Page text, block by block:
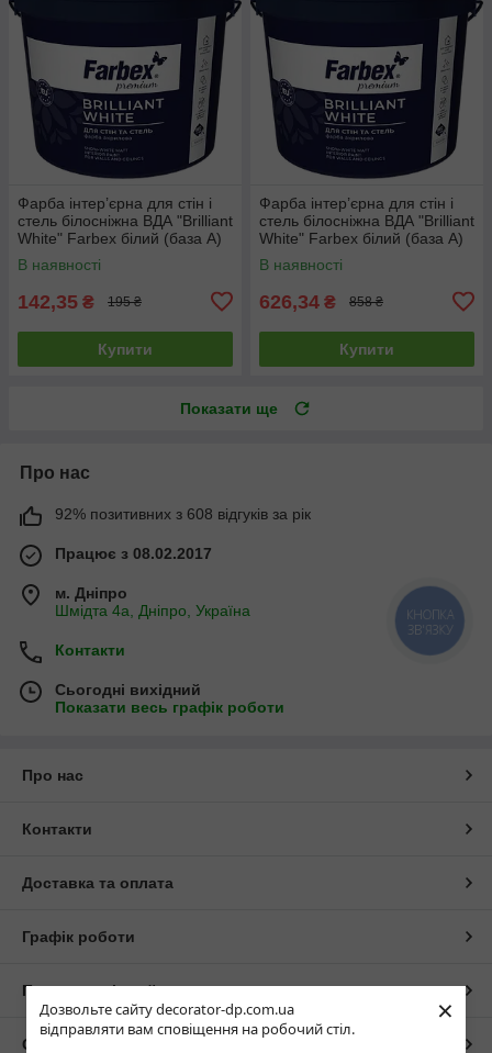
Дозвольте сайту decorator-dp.com.ua
відправляти вам сповіщення на робочий стіл.
×
Фарба інтер’єрна для стін і
стель білосніжна ВДА "Brilliant
White" Farbex білий (база А)
1.4 кг
В наявності
142,35 ₴ 195 ₴
Купити
Фарба інтер’єрна для стін і
стель білосніжна ВДА "Brilliant
White" Farbex білий (база А)
7 кг
В наявності
626,34 ₴ 858 ₴
Купити
Показати ще
Про нас
92% позитивних з 608 відгуків за рік
Працює з 08.02.2017
м. Дніпро
Шмідта 4а, Дніпро, Україна
Контакти
Сьогодні вихідний
Показати весь графік роботи
Про нас
Контакти
Доставка та оплата
Графік роботи
Повна версія сайту
Сайт створено на маркетплейсі
ЗВ'ЯЗКУ